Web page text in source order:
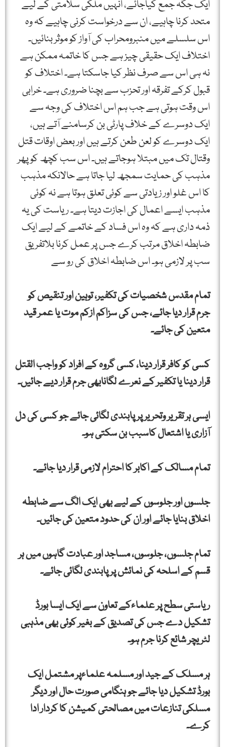
ایک جگہ جمع کیاجائے، انہیں ملکی سلامتی کے لیے
متحد کرنا چاہیے، ان سے درخواست کرنی چاہیے کہ وہ
اس سلسلے میں منبرومحراب کی آواز کو موثر بنائیں۔
اختلاف ایک حقیقی چیز ہے جس کا خاتمہ ممکن ہے
نہ ہی اس سے صرف نظر کیا جاسکتا ہے۔ اختلاف کو
قبول کرکے تفرقہ اور تحزب سے بچنا ضروری ہے۔ خرابی
اس وقت ہوتی ہے جب ہم اس اختلاف کی وجہ سے
ایک دوسرے کے خلاف پارٹی بن کرسامنے آتے ہیں،
ایک دوسرے کو لعن طعن کرتے ہیں اور بعض اوقات قتل
وقتال تک میں مبتلا ہوجاتے ہیں۔ اس سب کچھ کو پھر
مذہب کی حمایت سمجھ لیا جاتا ہے حالانکہ مذہب
کا اس غلو اور زیادتی سے کوئی تعلق ہوتا ہے نہ کوئی
مذہب ایسے اعمال کی اجازت دیتا ہے۔ ریاست کی یہ
ذمہ داری ہے کہ وہ اس فساد کے خاتمے کے لیے ایک
ضابطہ اخلاق مرتب کرے جس پر عمل کرنا بلاتفریق
سب پر لازمی ہو۔ اس ضابطہ اخلاق کی رو سے
تمام مقدس شخصیات کی تکفیر، توہین اور تنقیص کو
جرم قرار دیا جائے، جس کی سزاکم ازکم موت یا عمر قید
متعین کی جائے۔
کسی کو کافر قرار دینا، کسی گروہ کے افراد کو واجب القتل
قرار دینا یا تکفیر کے نعرے لگانابھی جرم قرار دیے جائیں۔
ایسی ہر تقریر وتحریر پر پابندی لگائی جائے جو کسی کی دل
آزاری یا اشتعال کاسبب بن سکتی ہو۔
تمام مسالک کے اکابر کا احترام لازمی قرار دیا جائے۔
جلسوں اور جلوسوں کے لیے بھی ایک الگ سے ضابطہ
اخلاق بنایا جائے اور ان کی حدود متعین کی جائیں۔
تمام جلسوں، جلوسوں، مساجد اور عبادت گاہوں میں ہر
قسم کے اسلحہ کی نمائش پر پابندی لگائی جائے۔
ریاستی سطح پر علماءکے تعاون سے ایک ایسا بورڈ
تشکیل دے جس کی تصدیق کے بغیر کوئی بھی مذہبی
لٹریچر شائع کرنا جرم ہو۔
ہر مسلک کے جید اور مسلمہ علماءپر مشتمل ایک
بورڈ تشکیل دیا جائے جو ہنگامی صورت حال اور دیگر
مسلکی تنازعات میں مصالحتی کمیشن کا کردار ادا
کرے۔